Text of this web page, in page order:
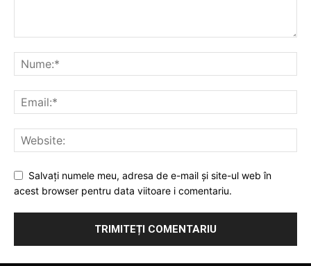
Salvați numele meu, adresa de e-mail și site-ul web în
acest browser pentru data viitoare i comentariu.